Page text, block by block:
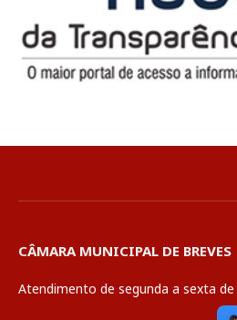
CÂMARA MUNICIPAL DE BREVES
Atendimento de segunda a sexta de